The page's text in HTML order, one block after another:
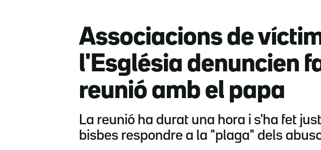
Associacions de
l'Església denuncien
reunió amb el papa
La reunió ha durat una hora i s'ha fet
bisbes respondre a la "plaga" dels